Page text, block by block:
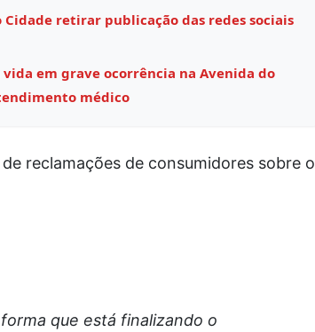
retirar publicação das redes sociais
em grave ocorrência na Avenida do
médico
reclamações de consumidores sobre o
que está finalizando o